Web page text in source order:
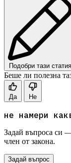
Подобри тази статия
Беше ли полезна
Да Не
не намери
Задай въпроса си
член от закона.
Задай въпрос